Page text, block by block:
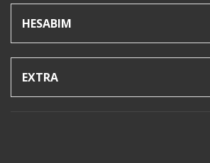
HESABIM
EXTRA